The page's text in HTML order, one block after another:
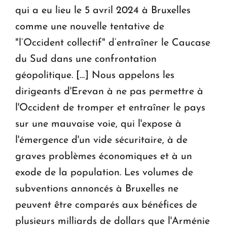
qui a eu lieu le 5 avril 2024 à Bruxelles
comme une nouvelle tentative de
"l’Occident collectif" d’entraîner le Caucase
du Sud dans une confrontation
géopolitique. […] Nous appelons les
dirigeants d'Erevan à ne pas permettre à
l'Occident de tromper et entraîner le pays
sur une mauvaise voie, qui l'expose à
l'émergence d'un vide sécuritaire, à de
graves problèmes économiques et à un
exode de la population. Les volumes de
subventions annoncés à Bruxelles ne
peuvent être comparés aux bénéfices de
plusieurs milliards de dollars que l'Arménie